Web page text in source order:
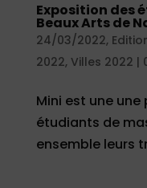
Exposition des
Beaux Arts de
24/03/2022,
2022, Villes 2022 |
Mini est une
étudiants de
ensemble leurs